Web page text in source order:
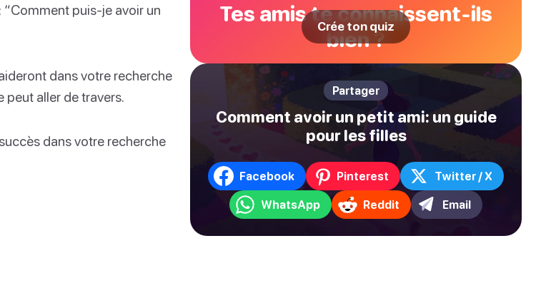
“Comment puis-je avoir un
dans votre recherche
peut aller de travers.
dans votre recherche
Tes amis te connaissent-ils
bien ?
Crée ton quiz
Partager
Comment avoir un petit ami: un guide
pour les filles
Facebook Pinterest Twitter / X
WhatsApp Reddit Email